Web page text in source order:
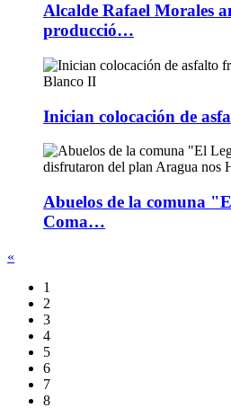
Alcalde Rafael Morales
producció…
Inician colocación de
Abuelos de la comuna
Coma…
«
1
2
3
4
5
6
7
8